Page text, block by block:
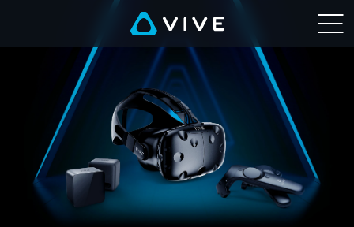
Buy
VIVE
Hardware
VIVE™
Middle